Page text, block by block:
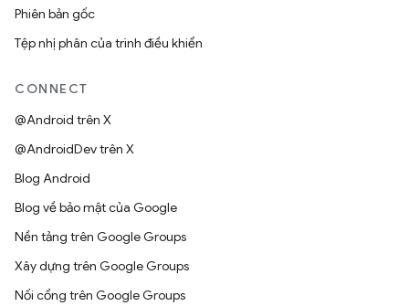
Phiên bản gốc
Tệp nhị phân của trình điều khiển
CONNECT
@Android trên X
@AndroidDev trên X
Blog Android
Blog về bảo mật của Google
Nền tảng trên Google Groups
Xây dựng trên Google Groups
Nối cổng trên Google Groups